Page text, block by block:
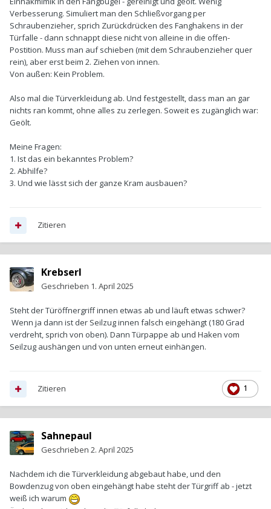
Verbesserung. Simuliert man den Schließvorgang per
Schraubenzieher, sprich Zurückdrücken des Fanghakens in der
Türfalle - dann schnappt diese nicht von alleine in die offen-
Postition. Muss man auf schieben (mit dem Schraubenzieher quer
rein), aber erst beim 2. Ziehen von innen.
Von außen: Kein Problem.
Also mal die Türverkleidung ab. Und festgestellt, dass man an gar
nichts ran kommt, ohne alles zu zerlegen. Soweit es zugänglich war:
Geölt.
Meine Fragen:
1. Ist das ein bekanntes Problem?
2. Abhilfe?
3. Und wie lässt sich der ganze Kram ausbauen?
Zitieren
Krebserl
Geschrieben 1. April 2025
Steht der Türöffnergriff innen etwas ab und läuft etwas schwer?
Wenn ja dann ist der Seilzug innen falsch eingehängt (180 Grad
verdreht, sprich von oben). Dann Türpappe ab und Haken vom
Seilzug aushängen und von unten erneut einhängen.
1
Zitieren
Sahnepaul
Geschrieben 2. April 2025
Nachdem ich die Türverkleidung abgebaut habe, und den
Bowdenzug von oben eingehängt habe steht der Türgriff ab - jetzt
weiß ich warum